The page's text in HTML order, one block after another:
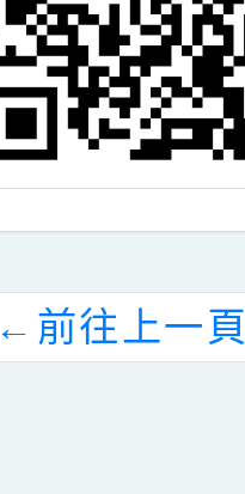
← 前往上一頁